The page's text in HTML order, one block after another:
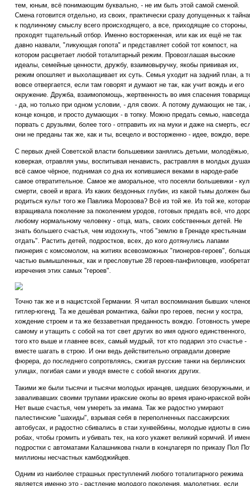
тем, юным, всё понимающим буквально, - не им быть этой самой сменой.
Смена готовится отдельно, из своих, практически сразу допущенных к
к подлинному смыслу всего происходящего, а все, приходящие со стороны,
проходят тщательный отбор. Именно восторженная, или как их ещё не так
давно назвали, "ликующая гопота" и представляет собой тот компост, на
котором расцветает любой тоталитарный режим. Провозглашая высокие
идеалы, семейные ценности, дружбу, взаимовыручку, якобы прививая их,
режим опошляет и выхолащивает их суть. Семья уходит на задний план, а
вовсе отвергается, если там говорят и думают не так, как учит вождь и его
окружение. Дружба, взаимопомощь, жертвенность во имя спасения
- да, но только при одном условии, - для своих. А потому думающих не так,
конце концов, и просто думающих - в топку. Можно предать семью, навсегда
порвать с друзьями, более того - отправить их на муки и даже на смерть,
они не преданы так же, как и ты, всецело и восторженно - идее, вождю, вере.
С первых дней Советской власти большевики занялись детьми, молодёжью,
коверкая, отравляя умы, воспитывая ненависть, растравляя в молдых душах
всё самое чёрное, поднимая со дна их копившиеся веками в народе-рабе
самое отвратительное. Самое же аморальное, что посеяли большевики -
смерти, своей и врага. Из каких бездонных глубин, из какой тьмы должен
родиться культ того же Павлика Морозова? Всё из той же. Из той же,
взращивала поколение за поколением уродов, готовых предать всё, что
любому нормальному человеку - отца, мать, своих собственных детей. Не
знать большего счастья, чем издохнуть, чтоб "землю в Гренаде крестьянам
отдать". Растить детей, подростков, всех, до кого дотянулись лапами
пионерия с комсомолом, на житиях всевозможных "пионеров-героев",
частью вымышленных, как и пресловутые 28 героев-панфиловцев,
изречения этих самых "героев".
Точно так же и в нацистской Германии. Я читал воспоминания бывших
гитлер-югенд. Та же дешёвая романтика, байки про героев, песни у костра,
хождение строем и та же беззаветная преданность вождю. Готовность
самому и утащить с собой на тот свет других во имя одного единственного,
того кто выше и главнее всех, самый мудрый, тот кто подарил это счастье -
вместе шагать в строю. И они ведь действительно оправдали доверие
фюрера, до последнего сопротвляясь, сжигая русские танки на берлинских
улицах, погибая сами и уводя вместе с собой многих других.
Такими же были тысячи и тысячи молодых иранцев, шедших безоружными, и
заваливавших своими трупами иракские окопы во время ирано-иракской
Нет выше счастья, чем умереть за имама. Так же радостно умирают
палестинские "шахиды", взрывая себя в переполненных пассажирских
автобусах, и радостно сбивались в стаи хунвейбины, молодые идиоты в
робах, чтобы громить и убивать тех, на кого укажет великий кормчий. И
подростки с автоматами Калашникова гнали в концлагеря по приказу Пол
миллионы несчастных камбоджийцев.
Одним из наиболее страшных преступлений любого тоталитарного режима
является именно это - растление молодого поколения, малолетних, если